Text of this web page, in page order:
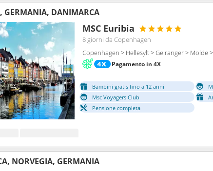
GERMANIA, DANIMARCA
MSC Euribia
8 giorni da Copenhagen
Copenhagen > Hellesylt > Geiranger > Molde
Pagamento in 4X
Bambini gratis fino a 12 anni
Msc Voyagers Club
Pensione completa
NORVEGIA, GERMANIA